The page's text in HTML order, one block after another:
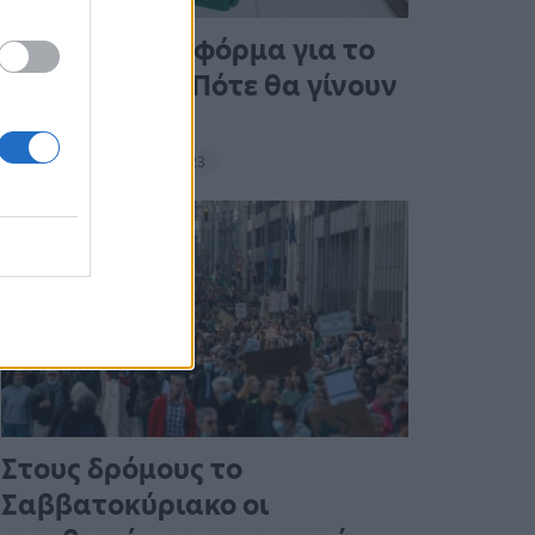
Άνοιξε η πλατφόρμα για το
Market Pass – Πότε θα γίνουν
οι πληρωμές
15:13 - 15 Σεπτεμβρίου 2023
Στους δρόμους το
Σαββατοκύριακο οι